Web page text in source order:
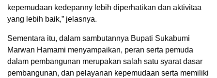
kepemudaan kedepanny lebih diperhatikan dan aktivitaa
yang lebih baik,” jelasnya.
Sementara itu, dalam sambutannya Bupati Sukabumi
Marwan Hamami menyampaikan, peran serta pemuda
dalam pembangunan merupakan salah satu syarat dasar
pembangunan, dan pelayanan kepemudaan serta memiliki